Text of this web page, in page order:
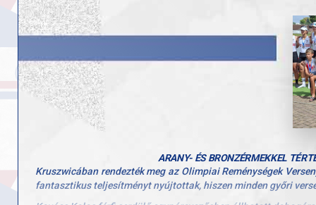
ARANY- ÉS BRONZÉRMEKKEL
Kruszwicában rendezték meg az Olimpiai Reménységek
fantasztikus teljesítményt nyújtottak, hiszen minden győri